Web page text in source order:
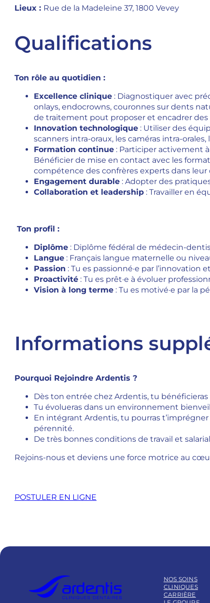
Lieux : Rue de la Madeleine 37, 1800 Vevey
Qualifications
Ton rôle au quotidien :
Excellence clinique : Diagnostiquer avec
onlays, endocrowns, couronnes sur dents
de traitement pout proposer et encadrer
Innovation technologique : Utiliser des
scanners intra-oraux, les caméras intra-
Formation continue : Participer activement
Bénéficier de mise en contact avec les
compétence des confrères experts dans leur
Engagement durable : Adopter des
Collaboration et leadership : Travailler en
Ton profil :
Diplôme : Diplôme fédéral de médecin-
Langue : Français langue maternelle ou
Passion : Tu es passionné·e par l’innovation
Proactivité : Tu es prêt·e à évoluer
Vision à long terme : Tu es motivé·e par la
Informations
Pourquoi Rejoindre Ardentis ?
Dès ton entrée chez Ardentis, tu
Tu évolueras dans un environnement
En intégrant Ardentis, tu pourras
pérennité.
De très bonnes conditions de travail et
Rejoins-nous et deviens une force motrice au
POSTULER EN LIGNE
NOS SOINS
CLINIQUES
CARRIÈRE